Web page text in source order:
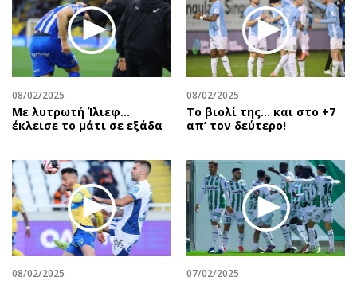
08/02/2025
Με λυτρωτή Ίλιεφ…
έκλεισε το μάτι σε εξάδα
08/02/2025
Το βιολί της… και στο +7
απ’ τον δεύτερο!
08/02/2025 07/02/2025